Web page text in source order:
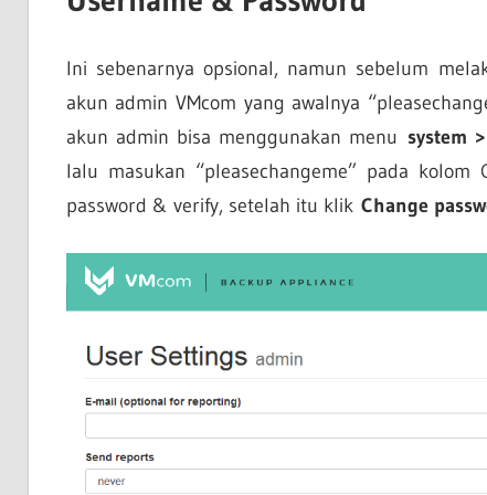
Ini sebenarnya opsional, namun sebelum
akun admin VMcom yang awalnya
akun admin bisa menggunakan menu system
lalu masukan “pleasechangeme” pada
password & verify, setelah itu klik Change